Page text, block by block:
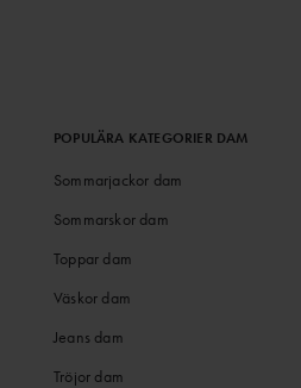
POPULÄRA KATEGORIER DAM
Sommarjackor dam
Sommarskor dam
Toppar dam
Väskor dam
Jeans dam
Tröjor dam